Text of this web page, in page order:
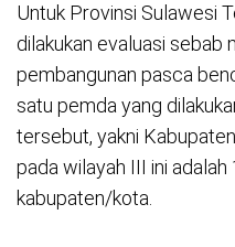
Untuk Provinsi Sulawesi
dilakukan evaluasi sebab
pembangunan pasca
satu pemda yang
tersebut, yakni
pada wilayah III ini
kabupaten/kota.